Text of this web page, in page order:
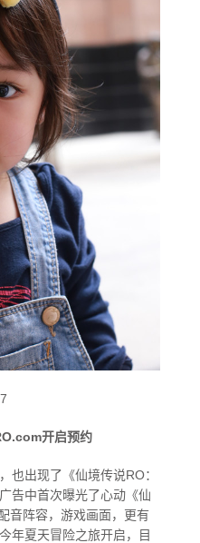
开启预约
也出现了《仙境传说RO：
告中首次曝光了心动《仙
音阵容，游戏画面，更有
年夏天冒险之旅开启，目